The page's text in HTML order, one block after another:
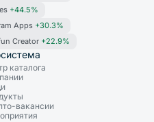
+44.5%
Apps +30.3%
Creator +22.9%
каталога
вакансии